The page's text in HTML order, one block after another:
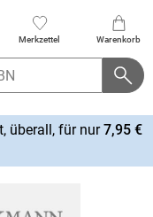
Merkzettel Warenkorb
überall, für nur7,95 €